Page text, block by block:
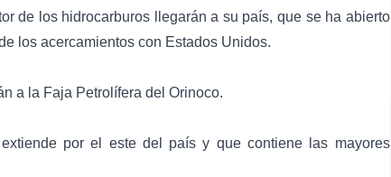
de los hidrocarburos llegarán a su país, que se ha abierto
los acercamientos con Estados Unidos.
a la Faja Petrolífera del Orinoco.
por el este del país y que contiene las mayores